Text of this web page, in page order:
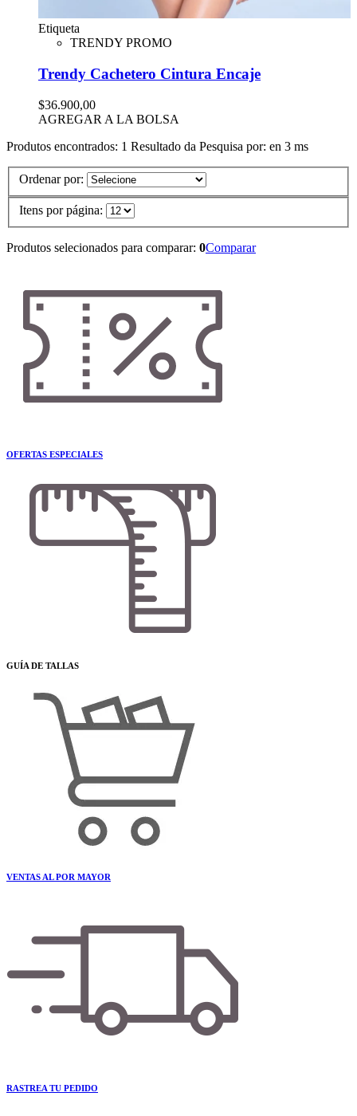
Etiqueta
TRENDY PROMO
Trendy Cachetero Cintura Encaje
$36.900,00
AGREGAR A LA BOLSA
Produtos encontrados: 1 Resultado da Pesquisa por: en 3 ms
Ordenar por:
Itens por página:
Produtos selecionados para comparar: 0Comparar
OFERTAS ESPECIALES
GUÍA DE TALLAS
VENTAS AL POR MAYOR
RASTREA TU PEDIDO